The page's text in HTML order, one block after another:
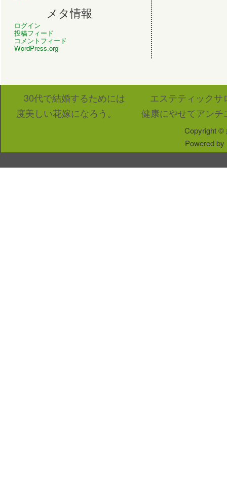
メタ情報
ログイン
投稿フィード
コメントフィード
WordPress.org
30代で結婚するためには
エステティックサ
度美しい花嫁になろう。
健康にやせてアンチ
Copyright ©
Powered by